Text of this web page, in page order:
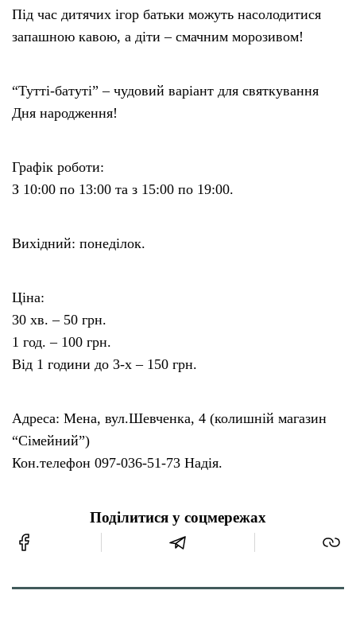
Під час дитячих ігор батьки можуть насолодитися
запашною кавою, а діти – смачним морозивом!
“Тутті-батуті” – чудовий варіант для святкування
Дня народження!
Графік роботи:
З 10:00 по 13:00 та з 15:00 по 19:00.
Вихідний: понеділок.
Ціна:
30 хв. – 50 грн.
1 год. – 100 грн.
Від 1 години до 3-х – 150 грн.
Адреса: Мена, вул.Шевченка, 4 (колишній магазин
“Сімейний”)
Кон.телефон 097-036-51-73 Надія.
Поділитися у соцмережах